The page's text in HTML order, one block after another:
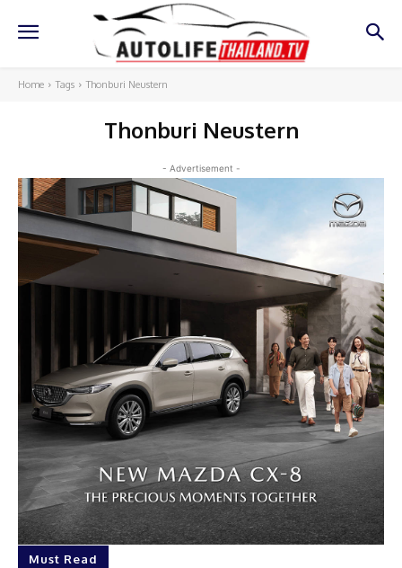
Home Tags Thonburi Neustern
Thonburi Neustern
- Advertisement -
Must Read